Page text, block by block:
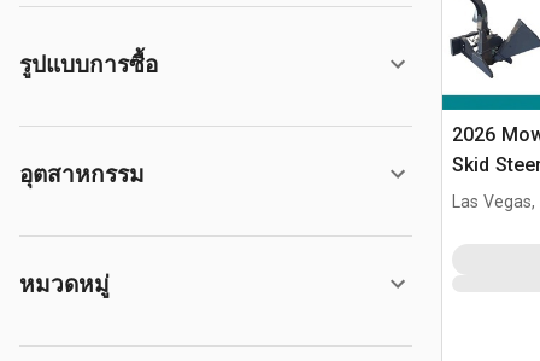
รูปแบบการซื้อ
อุตสาหกรรม
หมวดหมู่
2026
Skid
Las Vegas,